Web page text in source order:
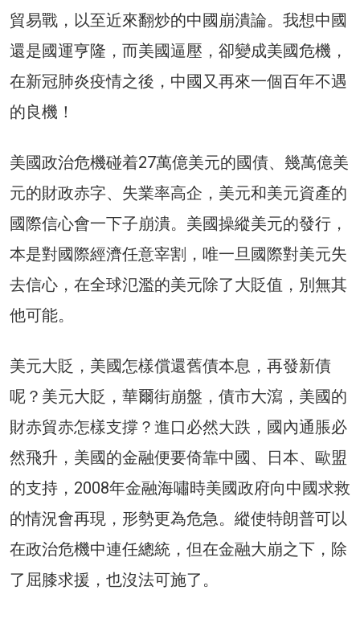
貿易戰，以至近來翻炒的中國崩潰論。我想中國
還是國運亨隆，而美國逼壓，卻變成美國危機，
在新冠肺炎疫情之後，中國又再來一個百年不遇
的良機！
美國政治危機碰着27萬億美元的國債、幾萬億美
元的財政赤字、失業率高企，美元和美元資產的
國際信心會一下子崩潰。美國操縱美元的發行，
本是對國際經濟任意宰割，唯一旦國際對美元失
去信心，在全球氾濫的美元除了大貶值，別無其
他可能。
美元大貶，美國怎樣償還舊債本息，再發新債
呢？美元大貶，華爾街崩盤，債市大瀉，美國的
財赤貿赤怎樣支撐？進口必然大跌，國內通脹必
然飛升，美國的金融便要倚靠中國、日本、歐盟
的支持，2008年金融海嘯時美國政府向中國求救
的情況會再現，形勢更為危急。縱使特朗普可以
在政治危機中連任總統，但在金融大崩之下，除
了屈膝求援，也沒法可施了。